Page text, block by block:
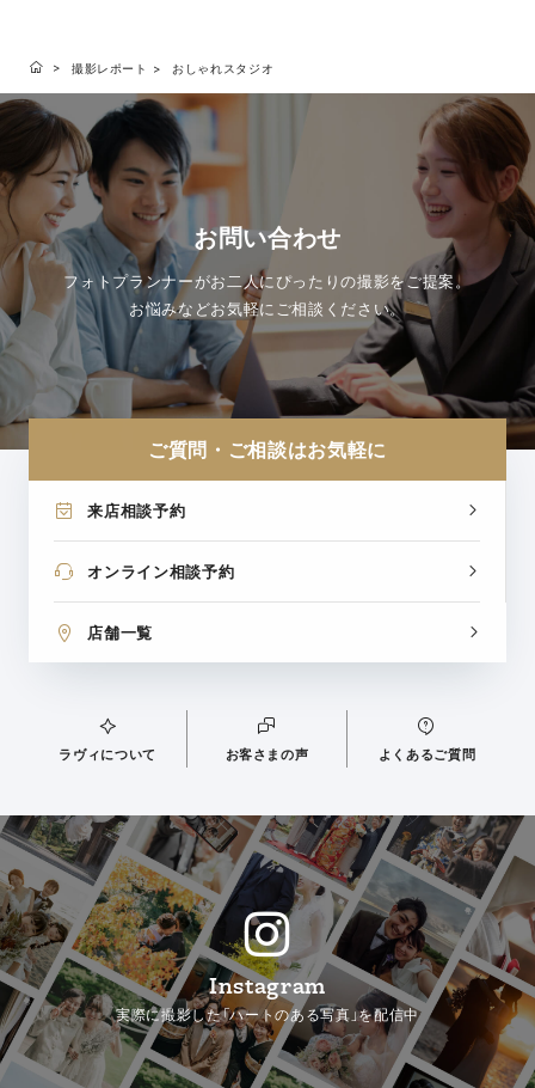
撮影レポート おしゃれスタジオ
お問い合わせ
フォトプランナーがお二人にぴったりの撮影をご提案。
お悩みなどお気軽にご相談ください。
ご質問・ご相談はお気軽に
来店相談予約
オンライン相談予約
店舗一覧
ラヴィについて お客さまの声 よくあるご質問
Instagram
実際に撮影した「ハートのある写真」を配信中